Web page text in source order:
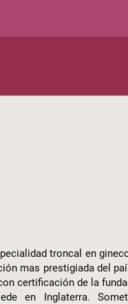
troncal en
mas prestigiada del
certificación de la
en Inglaterra.